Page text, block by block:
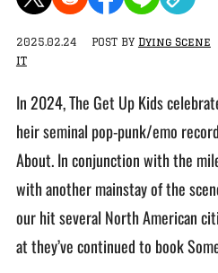
2025.02.24 POST BY Dying Scene
IT
In 2024, The Get Up Kids
heir seminal pop-punk/emo
About. In conjunction with the
with another mainstay of the
our hit several North American
at they’ve continued to book